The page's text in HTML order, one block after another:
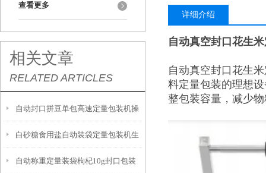
查看更多
相关文章
RELATED ARTICLES
自动封口拼豆单包高速定量包装机操
作简单
白砂糖食用盐自动装袋定量包装机生
产厂家
自动称重定量装袋枸杞10g封口包装
详细介绍
自动真空封口花生
自动真空封口花生
料定量包装的理想
整包装容量，减少